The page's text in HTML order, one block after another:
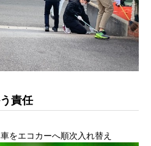
責任
をエコカーへ順次入れ替え